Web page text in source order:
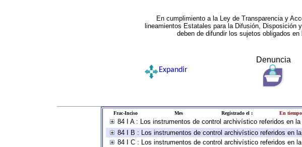
En cumplimiento a la Ley de Transparencia y
lineamientos Estatales para la Difusión,
deben de difundir los sujetos obligados
Denuncia
Expandir
Frac-Inciso Mes Registrado el : En
84 I A : Los instrumentos de control archivístico referidos en
84 I B : Los instrumentos de control archivístico referidos en
84 I C : Los instrumentos de control archivístico referidos en